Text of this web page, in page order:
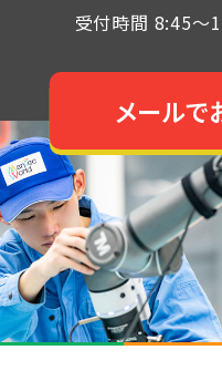
受付時間 8:45～
メールで